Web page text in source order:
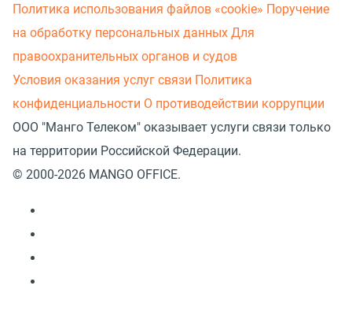
Политика использования файлов «cookie» Поручение
на обработку персональных данных Для
правоохранительных органов и судов
Условия оказания услуг связи Политика
конфиденциальности О противодействии коррупции
ООО "Манго Телеком" оказывает услуги связи только
на территории Российской Федерации.
© 2000-2026 MANGO OFFICE.